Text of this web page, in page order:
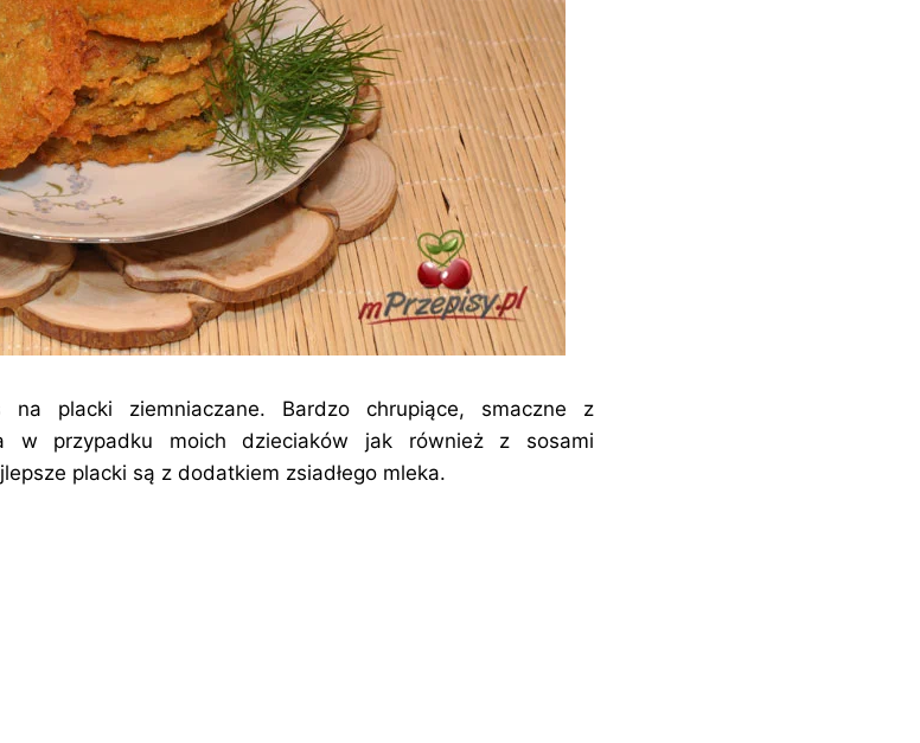
na placki ziemniaczane. Bardzo chrupiące, smaczne z
w przypadku moich dzieciaków jak również z sosami
placki są z dodatkiem zsiadłego mleka.